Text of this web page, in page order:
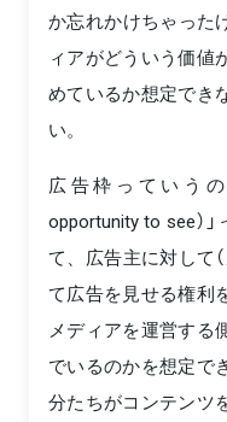
か忘れかけちゃった
ィアがどういう価値
めているか想定でき
い。
広告枠っていうの
opportunity to see）
て、広告主に対して
て広告を見せる権利
メディアを運営する
でいるのかを想定で
分たちがコンテンツ